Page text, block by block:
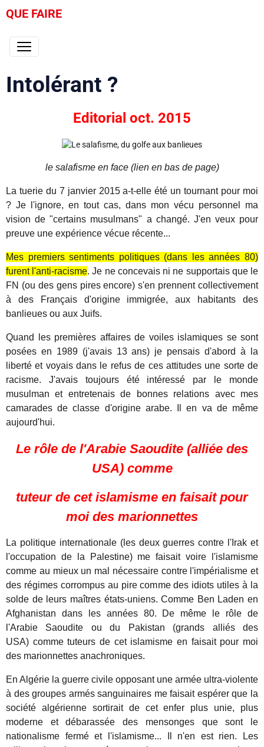
QUE FAIRE
Intolérant ?
Editorial oct. 2015
le salafisme en face (lien en bas de page)
La tuerie du 7 janvier 2015 a-t-elle été un tournant pour moi
? Je l'ignore, en tout cas, dans mon vécu personnel ma
vision de "certains musulmans" a changé. J'en veux pour
preuve une expérience vécue récente...
Mes premiers sentiments politiques (dans les années 80)
furent l'anti-racisme. Je ne concevais ni ne supportais que le
FN (ou des gens pires encore) s'en prennent collectivement
à des Français d'origine immigrée, aux habitants des
banlieues ou aux Juifs.
Quand les premières affaires de voiles islamiques se sont
posées en 1989 (j'avais 13 ans) je pensais d'abord à la
liberté et voyais dans le refus de ces attitudes une sorte de
racisme. J'avais toujours été intéressé par le monde
musulman et entretenais de bonnes relations avec mes
camarades de classe d'origine arabe. Il en va de même
aujourd'hui.
Le rôle de l'Arabie Saoudite (alliée des
USA) comme
tuteur de cet islamisme en faisait pour
moi des marionnettes
La politique internationale (les deux guerres contre l'Irak et
l'occupation de la Palestine) me faisait voire l'islamisme
comme au mieux un mal nécessaire contre l'impérialisme et
des régimes corrompus au pire comme des idiots utiles à la
solde de leurs maîtres états-uniens. Comme Ben Laden en
Afghanistan dans les années 80. De même le rôle de
l'Arabie Saoudite ou du Pakistan (grands alliés des
USA) comme tuteurs de cet islamisme en faisait pour moi
des marionnettes anachroniques.
En Algérie la guerre civile opposant une armée ultra-violente
à des groupes armés sanguinaires me faisait espérer que la
société algérienne sortirait de cet enfer plus unie, plus
moderne et débarassée des mensonges que sont le
nationalisme fermé et l'islamisme... Il n'en est rien. Les